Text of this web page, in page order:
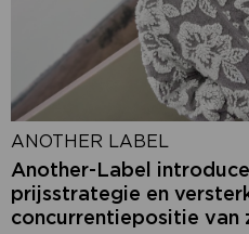
ANOTHER LABEL
Another-Label
prijsstrategie en
concurrentiepositie